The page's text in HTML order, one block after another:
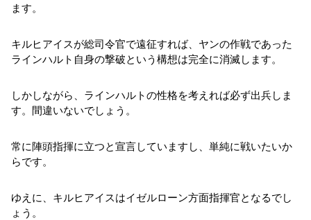
ます。
キルヒアイスが総司令官で遠征すれば、ヤンの作戦であった
ラインハルト自身の撃破という構想は完全に消滅します。
しかしながら、ラインハルトの性格を考えれば必ず出兵しま
す。間違いないでしょう。
常に陣頭指揮に立つと宣言していますし、単純に戦いたいか
らです。
ゆえに、キルヒアイスはイゼルローン方面指揮官となるでし
ょう。